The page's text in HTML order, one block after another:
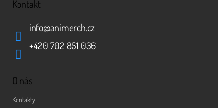
Kontakt
info@animerch.cz
+420 702 851 036
O nás
Kontakty